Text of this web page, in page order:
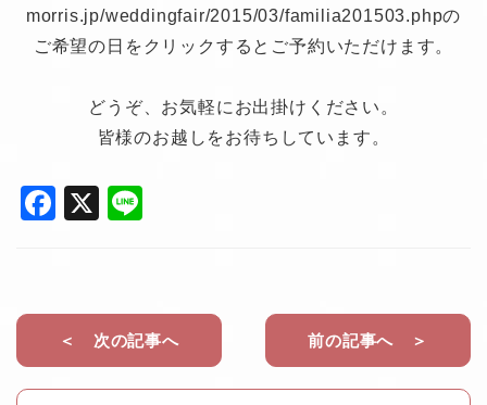
morris.jp/weddingfair/2015/03/familia201503.phpの
ご希望の日をクリックするとご予約いただけます。
どうぞ、お気軽にお出掛けください。
皆様のお越しをお待ちしています。
F
e
b
o
X
＜ 次の記事へ 前の記事へ ＞